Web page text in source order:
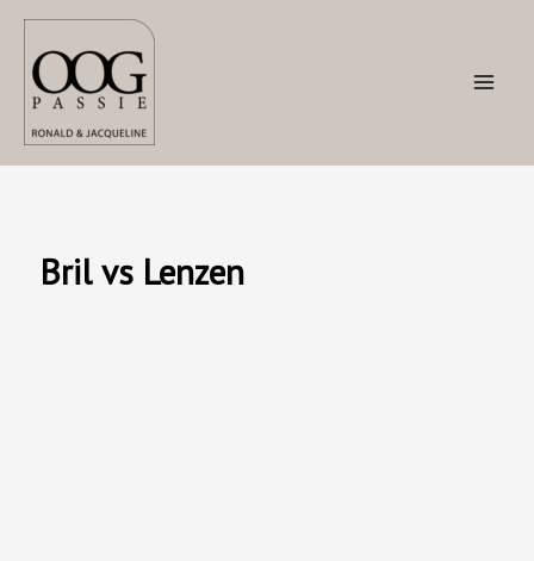
inhoud
Bril vs Lenzen